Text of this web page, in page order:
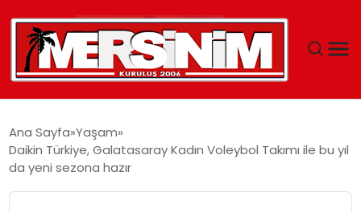
YAŞAM
Ana Sayfa Yaşam
Daikin Türkiye, Galatasaray Kadın Voleybol Takımı ile bu yıl
da yeni sezona hazır